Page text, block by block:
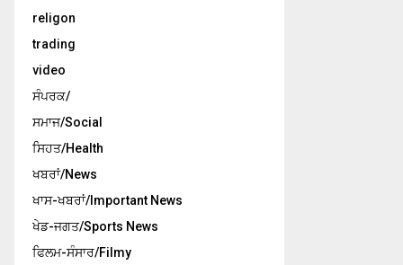
religon
trading
video
ਸੰਪਰਕ/
ਸਮਾਜ/Social
ਸਿਹਤ/Health
ਖਬਰਾਂ/News
ਖਾਸ-ਖਬਰਾਂ/Important News
ਖੇਡ-ਜਗਤ/Sports News
ਫਿਲਮ-ਸੰਸਾਰ/Filmy